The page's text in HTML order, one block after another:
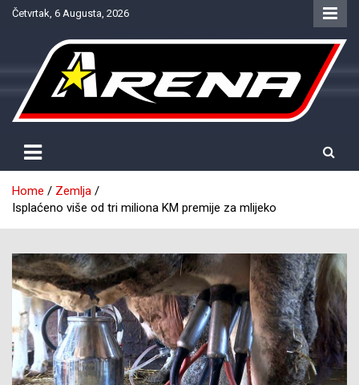
SkipČetvrtak, 6 Augusta, 2026
NTV Arena
Home
Zemlja
Isplaćeno više od tri miliona KM premije za mlijeko